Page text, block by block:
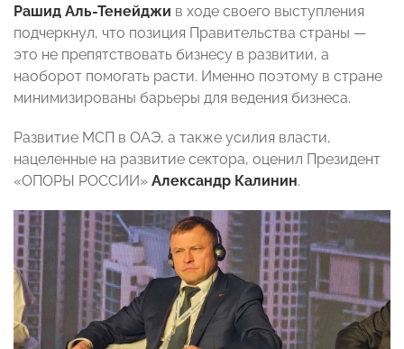
Рашид Аль-Тенейджи в ходе своего выступления
подчеркнул, что позиция Правительства страны —
это не препятствовать бизнесу в развитии, а
наоборот помогать расти. Именно поэтому в стране
минимизированы барьеры для ведения бизнеса.
Развитие МСП в ОАЭ, а также усилия власти,
нацеленные на развитие сектора, оценил Президент
«ОПОРЫ РОССИИ» Александр Калинин.